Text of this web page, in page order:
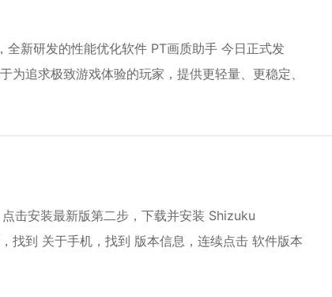
新研发的性能优化软件 PT画质助手 今日正式发
追求极致游戏体验的玩家，提供更轻量、更稳定、
击安装最新版第二步，下载并安装 Shizuku
到 关于手机，找到 版本信息，连续点击 软件版本